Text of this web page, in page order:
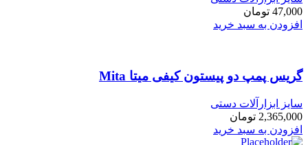
47,000 تومان
افزودن به سبد خرید
گریس پمپ دو پیستون کیفی میتا Mita
سایز ابزارآلات دستی
2,365,000 تومان
افزودن به سبد خرید